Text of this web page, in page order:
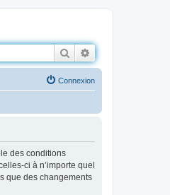
Rechercher
Connexion
des conditions
ci à n’importe quel
que des changements